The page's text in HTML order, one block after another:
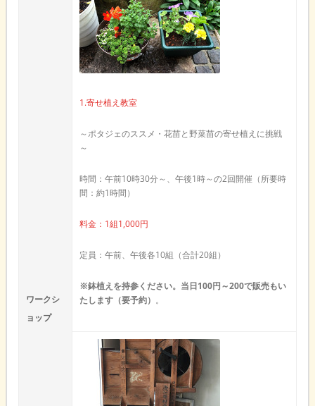
ワークシ
ョップ
1.寄せ植え教室
～ポタジェのススメ・花苗と野菜苗の寄せ植えに挑戦
～
時間：午前10時30分～、午後1時～の2回開催（所要時
間：約1時間）
料金：1組1,000円
定員：午前、午後各10組（合計20組）
※鉢植えを持参ください。当日100円～200で販売もい
たします（要予約） 。